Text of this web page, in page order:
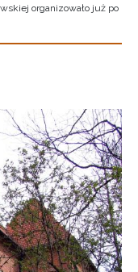
organizowało już po